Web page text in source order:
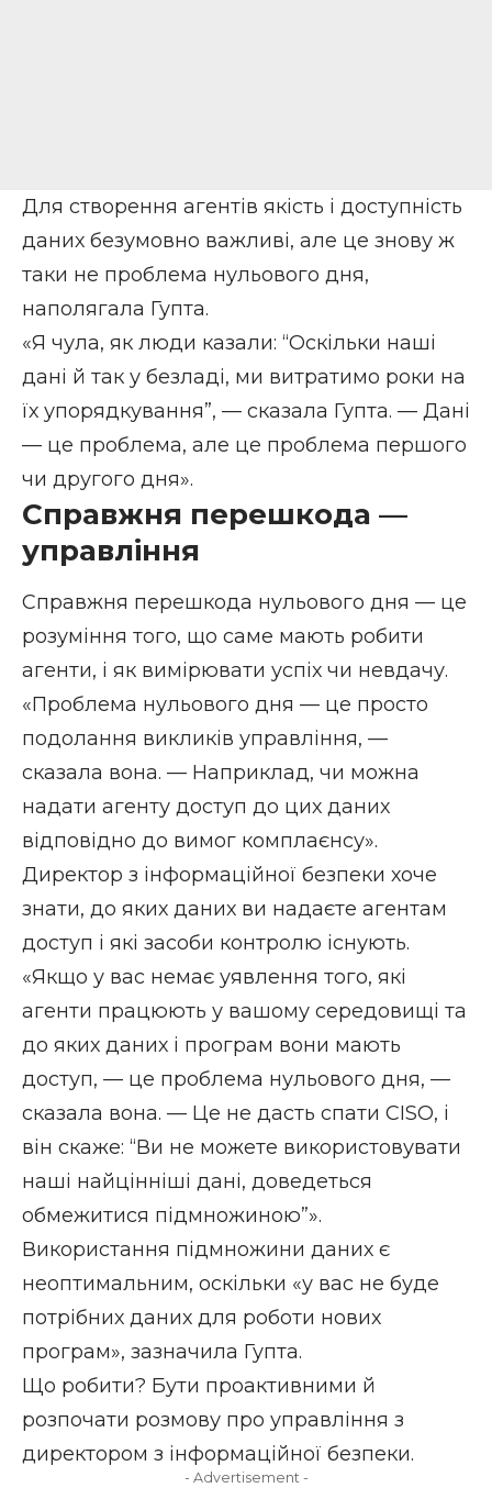
Для створення агентів якість і доступність
даних безумовно важливі, але це знову ж
таки не проблема нульового дня,
наполягала Гупта.
«Я чула, як люди казали: “Оскільки наші
дані й так у безладі, ми витратимо роки на
їх упорядкування”, — сказала Гупта. — Дані
— це проблема, але це проблема першого
чи другого дня».
Справжня перешкода —
управління
Справжня перешкода нульового дня — це
розуміння того, що саме мають робити
агенти, і як вимірювати успіх чи невдачу.
«Проблема нульового дня — це просто
подолання викликів управління, —
сказала вона. — Наприклад, чи можна
надати агенту доступ до цих даних
відповідно до вимог комплаєнсу».
Директор з інформаційної безпеки хоче
знати, до яких даних ви надаєте агентам
доступ і які засоби контролю існують.
«Якщо у вас немає уявлення того, які
агенти працюють у вашому середовищі та
до яких даних і програм вони мають
доступ, — це проблема нульового дня, —
сказала вона. — Це не дасть спати CISO, і
він скаже: “Ви не можете використовувати
наші найцінніші дані, доведеться
обмежитися підмножиною”».
Використання підмножини даних є
неоптимальним, оскільки «у вас не буде
потрібних даних для роботи нових
програм», зазначила Гупта.
Що робити? Бути проактивними й
розпочати розмову про управління з
директором з інформаційної безпеки.
- Advertisement -